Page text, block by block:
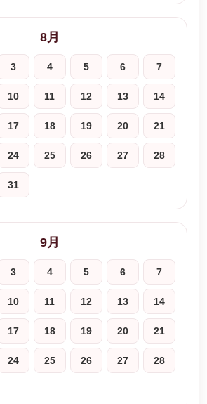
8月
3 4 5 6 7
10 11 12 13 14
17 18 19 20 21
24 25 26 27 28
31
9月
3 4 5 6 7
10 11 12 13 14
17 18 19 20 21
24 25 26 27 28